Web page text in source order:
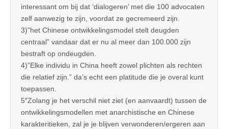
interessant om bij dat ‘dialogeren’ met die 100 advocaten
zelf aanwezig te zijn, voordat ze gecremeerd zijn.
3)”het Chinese ontwikkelingsmodel stelt deugden
centraal” vandaar dat er nu al meer dan 100.000 zijn
bestraft op ondeugden.
4)”Elke individu in China heeft zowel plichten als rechten
die relatief zijn.” da’s echt een platitude die je overal kunt
toepassen.
5″Zolang je het verschil niet ziet (en aanvaardt) tussen de
ontwikkelingsmodellen met anarchistische en Chinese
karakteritieken, zal je je blijven verwonderen/ergeren aan